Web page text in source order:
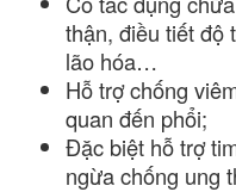
thận, điều tiết độ
lão hóa…
Hỗ trợ chống
quan đến phổi;
Đặc biệt hỗ trợ
ngừa chống ung